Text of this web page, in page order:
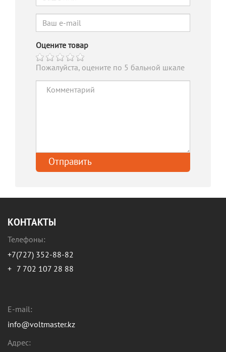
Оцените товар
Пожалуйста, оцените по 5 бальной шкале
КОНТАКТЫ
Телефоны:
+7(727) 352-88-82
+ 7 702 107 28 88
E-mail:
info@voltmaster.kz
Адрес: